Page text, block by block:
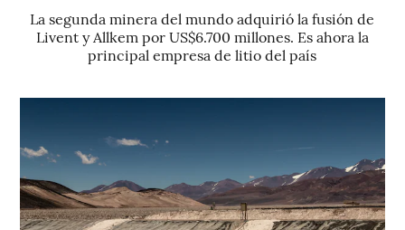
La segunda minera del mundo adquirió la fusión de
Livent y Allkem por US$6.700 millones. Es ahora la
principal empresa de litio del país